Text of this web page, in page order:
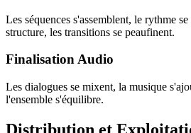
Les séquences s'assemblent, le rythme
structure, les transitions se peaufinent.
Finalisation Audio
Les dialogues se mixent, la musique
l'ensemble s'équilibre.